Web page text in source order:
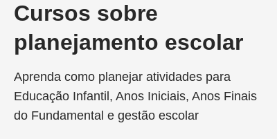
Cursos sobre
planejamento escolar
Aprenda como planejar atividades para
Educação Infantil, Anos Iniciais, Anos Finais
do Fundamental e gestão escolar